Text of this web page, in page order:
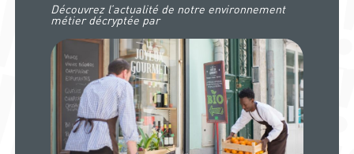
Découvrez l’actualité de notre environnement
métier décryptée par